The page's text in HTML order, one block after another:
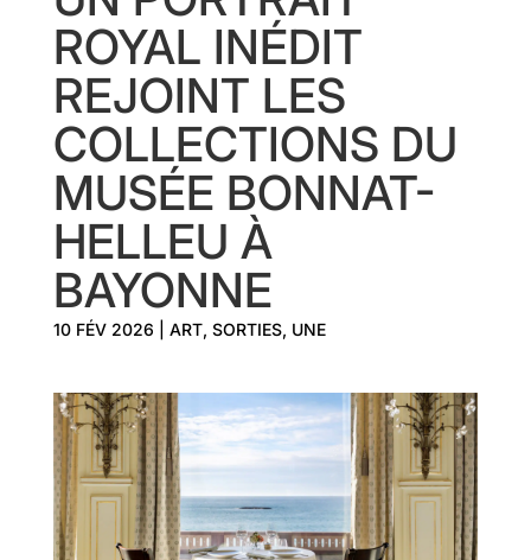
ROYAL INÉDIT
REJOINT LES
COLLECTIONS DU
MUSÉE BONNAT-
HELLEU À
BAYONNE
10 FÉV 2026 ART, SORTIES, UNE